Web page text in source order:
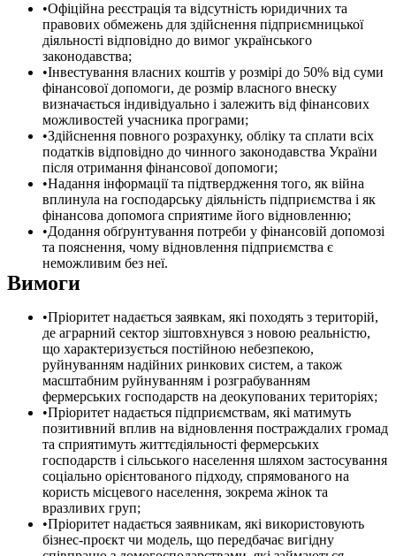
Офіційна реєстрація та відсутність юридичних та
правових обмежень для здійснення підприємницької
діяльності відповідно до вимог українського
законодавства;
Інвестування власних коштів у розмірі до 50% від суми
фінансової допомоги, де розмір власного внеску
визначається індивідуально і залежить від фінансових
можливостей учасника програми;
Здійснення повного розрахунку, обліку та сплати всіх
податків відповідно до чинного законодавства України
після отримання фінансової допомоги;
Надання інформації та підтвердження того, як війна
вплинула на господарську діяльність підприємства і як
фінансова допомога сприятиме його відновленню;
Додання обґрунтування потреби у фінансовій допомозі
та пояснення, чому відновлення підприємства є
неможливим без неї.
Вимоги
Пріоритет надається заявкам, які походять з територій,
де аграрний сектор зіштовхнувся з новою реальністю,
що характеризується постійною небезпекою,
руйнуванням надійних ринкових систем, а також
масштабним руйнуванням і розграбуванням
фермерських господарств на деокупованих територіях;
Пріоритет надається підприємствам, які матимуть
позитивний вплив на відновлення постраждалих громад
та сприятимуть життєдіяльності фермерських
господарств і сільського населення шляхом застосування
соціально орієнтованого підходу, спрямованого на
користь місцевого населення, зокрема жінок та
вразливих груп;
Пріоритет надається заявникам, які використовують
бізнес-проєкт чи модель, що передбачає вигідну